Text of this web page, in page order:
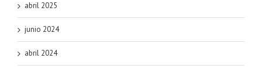
abril 2025
junio 2024
abril 2024